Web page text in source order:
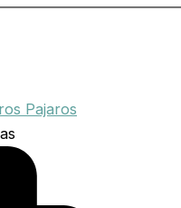
Pajaros